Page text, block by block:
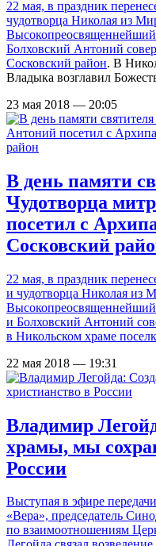
22 мая, в праздник
чудотворца Николая из
Болховский Антоний
Сосковский район. В
Владыка возглавил
23 мая 2018 — 20:05
В день памяти
Чудотворца
посетил с
Сосковский
22 мая, в праздник
и чудотворца Николая из
и Болховский Антоний
в Никольском храме
22 мая 2018 — 19:31
Владимир
храмы, мы
России
Выступая в эфире
«Вера», председатель
по взаимоотношениям